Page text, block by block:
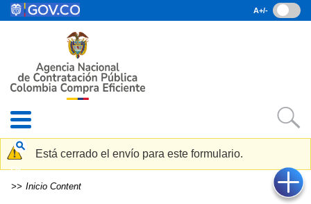
Pasar al contenido principal
• Consulta RUES
• Preguntas Frecuentes
search
EN
A+/-
Mensaje de advertencia
Está cerrado el envío para este formulario.
Inicio Content